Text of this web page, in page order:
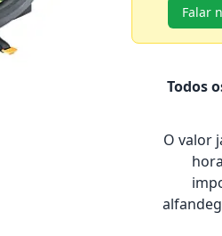
Falar
Todos
O valor